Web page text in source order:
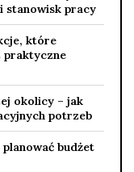
stanowisk pracy
które
praktyczne
okolicy – jak
potrzeb
budżet